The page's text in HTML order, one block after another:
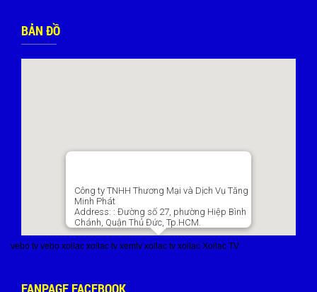
BẢN ĐỒ
Công ty TNHH Thương Mại và Dịch Vụ Tăng
Minh Phát
Address: : Đường số 27, phường Hiệp Bình
Chánh, Quận Thủ Đức, Tp.HCM.
vebo tv vebo xoilac xoilac tv xemtv xoilac tv xoilac Xoilac TV
FANPAGE FACEBOOK